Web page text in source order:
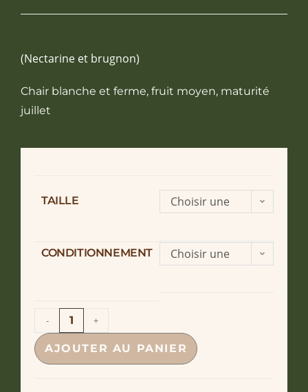
(Nectarine et brugnon)
Chair blanche et ferme, fruit moyen, maturité
juillet
TAILLE
Choisir une
CONDITIONNEMENT
Choisir une
- +
AJOUTER AU PANIER